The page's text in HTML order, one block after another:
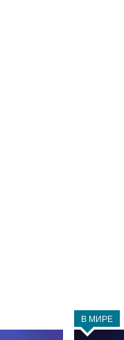
В МИРЕ